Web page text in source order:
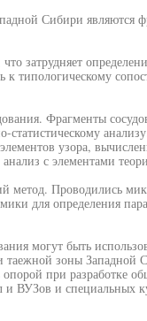
Сибири являются
затрудняет
к типологическому
Фрагменты
статистическому
узора,
с элементами
метод. Проводились
для определения
могут быть
таежной зоны Западной
при разработке
ВУЗов и специальных